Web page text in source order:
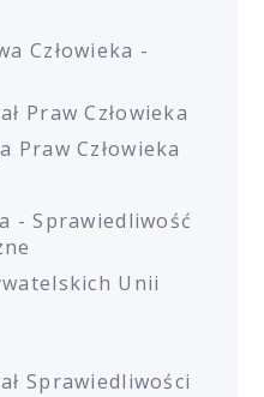
Człowieka -
Praw Człowieka
Praw Człowieka
- Sprawiedliwość
Unii
Sprawiedliwości